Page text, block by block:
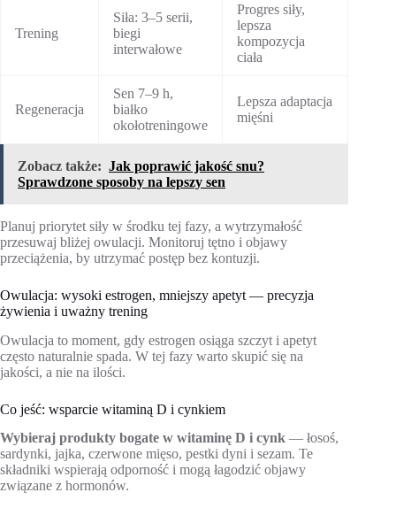
Trening
Siła: 3–5 serii,
biegi
interwałowe
Progres siły,
lepsza
kompozycja
ciała
Regeneracja
Sen 7–9 h,
białko
okołotreningowe
Lepsza adaptacja
mięśni
Zobacz także: Jak poprawić jakość snu?
Sprawdzone sposoby na lepszy sen
Planuj priorytet siły w środku tej fazy, a wytrzymałość
przesuwaj bliżej owulacji. Monitoruj tętno i objawy
przeciążenia, by utrzymać postęp bez kontuzji.
Owulacja: wysoki estrogen, mniejszy apetyt — precyzja
żywienia i uważny trening
Owulacja to moment, gdy estrogen osiąga szczyt i apetyt
często naturalnie spada. W tej fazy warto skupić się na
jakości, a nie na ilości.
Co jeść: wsparcie witaminą D i cynkiem
Wybieraj produkty bogate w witaminę D i cynk — łosoś,
sardynki, jajka, czerwone mięso, pestki dyni i sezam. Te
składniki wspierają odporność i mogą łagodzić objawy
związane z hormonów.